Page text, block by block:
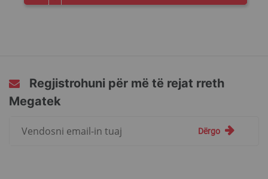
Regjistrohuni për më të rejat rreth
Megatek
Dërgo